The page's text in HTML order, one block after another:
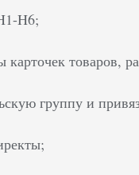
H6;
карточек товаров,
группу и